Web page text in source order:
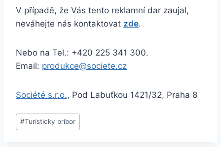
V případě, že Vás tento reklamní dar zaujal,
neváhejte nás kontaktovat zde.
Nebo na Tel.: +420 225 341 300.
Email: produkce@societe.cz
Société s.r.o., Pod Labuťkou 1421/32, Praha 8
#Turisticky pribor